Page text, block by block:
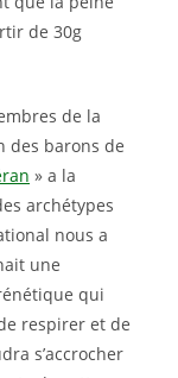
de 30g
de la
des barons de
» a la
archétypes
nous a
une
qui
respirer et de
s’accrocher